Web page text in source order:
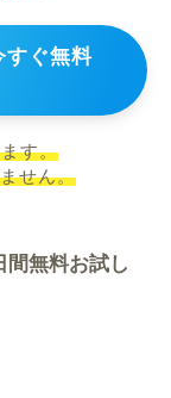
すぐ無料
す。
せん。
間無料お試し